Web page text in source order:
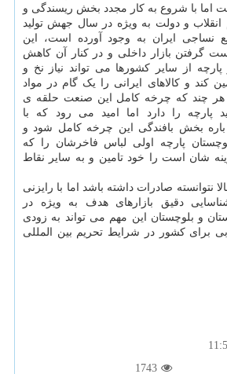
اما با شروع به کار مجدد بخش ریسندگی و
و دولت به ویژه در سال جهش تولید
نساجی ایران به وجود آورده است، این
گرفتن بازار داخلی و در کنار آن کاهش
از سایر کشورها می تواند نیاز نخ و
کند و کالاهای ایرانی را یک گام در مواد
؛ هر چند که چرخه کامل این صنعت حلقه ی
پارچه را دارد اما امید می رود که با
باره بخش بافندگی این چرخه کامل شود و
پارچه اولی لباس فاخرشان را که
شان است را خود تامین و به سایر نقاط
نتوانسته صادرات داشته باشد اما با رایزنی
دقیق بازارهای هدف به ویژه در
و بلوچستان این مهم می تواند به زودی
برای کشور در شرایط تحریم بین المللی
1743